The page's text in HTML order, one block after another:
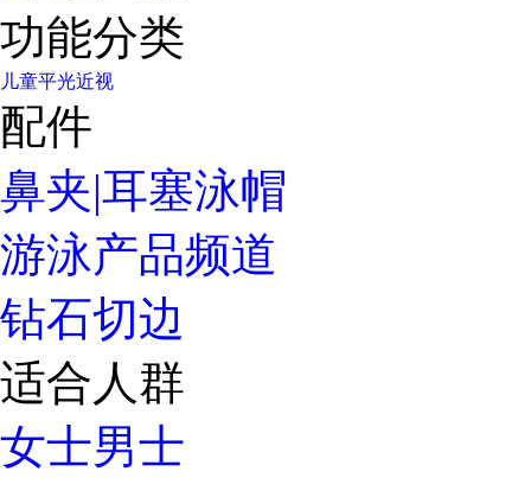
功能分类
儿童平光近视
配件
鼻夹|耳塞泳帽
游泳产品频道
钻石切边
适合人群
女士男士